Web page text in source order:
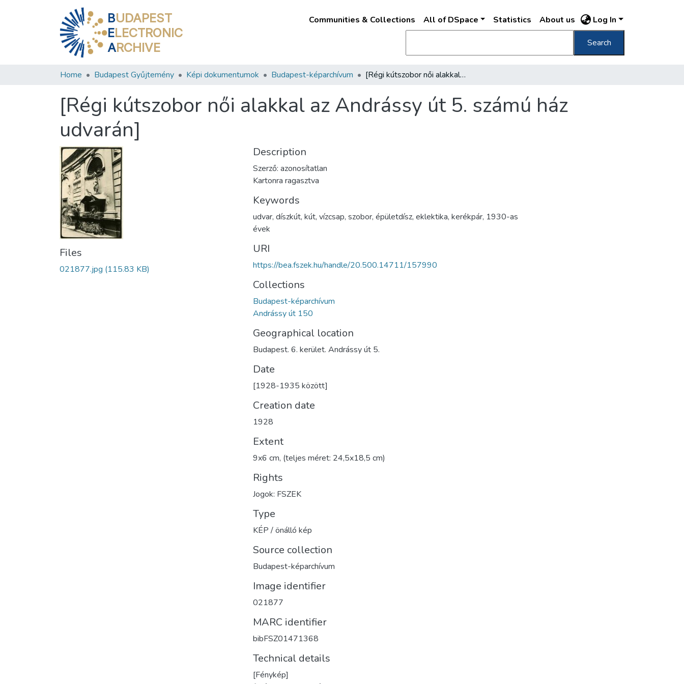
BUDAPEST
ELECTRONIC
ARCHIVE
Communities & Collections All of DSpace Statistics About us Log In
Search
Home Budapest Gyűjtemény Képi dokumentumok Budapest-képarchívum [Régi kútszobor női alakkal az Andrássy út 5. számú ház udvarán]
[Régi kútszobor női alakkal az Andrássy út 5. számú ház
udvarán]
Files
021877.jpg (115.83 KB)
Description
Szerző: azonosítatlan
Kartonra ragasztva
Keywords
udvar, díszkút, kút, vízcsap, szobor, épületdísz, eklektika, kerékpár, 1930-as
évek
URI
https://bea.fszek.hu/handle/20.500.14711/157990
Collections
Budapest-képarchívum
Andrássy út 150
Geographical location
Budapest. 6. kerület. Andrássy út 5.
Date
[1928-1935 között]
Creation date
1928
Extent
9x6 cm, (teljes méret: 24,5x18,5 cm)
Rights
Jogok: FSZEK
Type
KÉP / önálló kép
Source collection
Budapest-képarchívum
Image identifier
021877
MARC identifier
bibFSZ01471368
Technical details
[Fénykép]